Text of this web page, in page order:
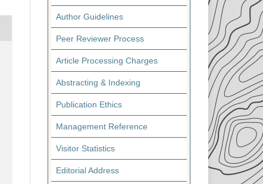
Author Guidelines
Peer Reviewer Process
Article Processing Charges
Abstracting & Indexing
Publication Ethics
Management Reference
Visitor Statistics
Editorial Address